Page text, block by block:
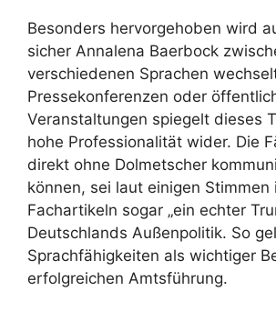
Besonders hervorgehoben wird
sicher Annalena Baerbock
verschiedenen Sprachen
Pressekonferenzen oder
Veranstaltungen spiegelt dieses
hohe Professionalität wider. Die
direkt ohne Dolmetscher
können, sei laut einigen Stimmen
Fachartikeln sogar „ein echter
Deutschlands Außenpolitik. So
Sprachfähigkeiten als wichtiger
erfolgreichen Amtsführung.